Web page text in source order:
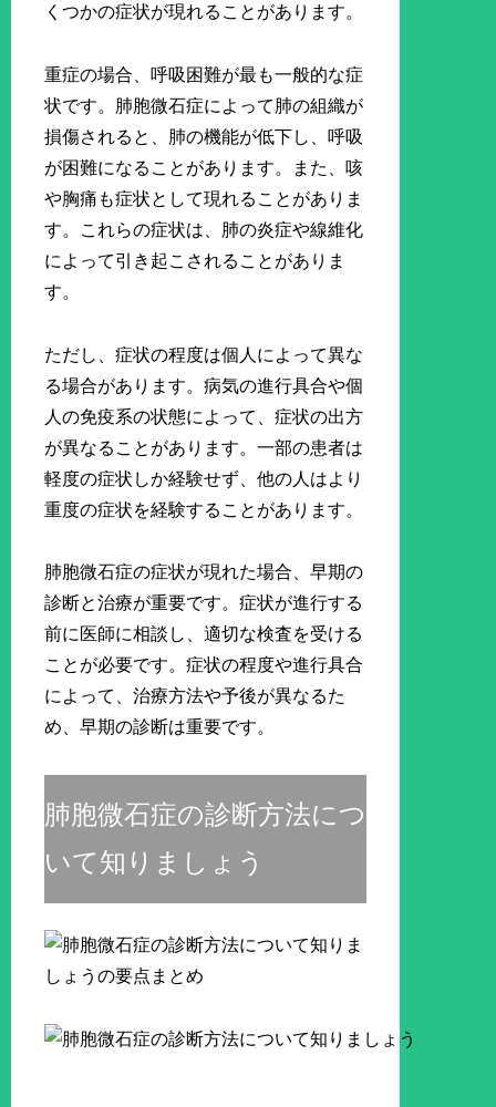
くつかの症状が現れることがあります。
重症の場合、呼吸困難が最も一般的な症
状です。肺胞微石症によって肺の組織が
損傷されると、肺の機能が低下し、呼吸
が困難になることがあります。また、咳
や胸痛も症状として現れることがありま
す。これらの症状は、肺の炎症や線維化
によって引き起こされることがありま
す。
ただし、症状の程度は個人によって異な
る場合があります。病気の進行具合や個
人の免疫系の状態によって、症状の出方
が異なることがあります。一部の患者は
軽度の症状しか経験せず、他の人はより
重度の症状を経験することがあります。
肺胞微石症の症状が現れた場合、早期の
診断と治療が重要です。症状が進行する
前に医師に相談し、適切な検査を受ける
ことが必要です。症状の程度や進行具合
によって、治療方法や予後が異なるた
め、早期の診断は重要です。
肺胞微石症の診断方法につ
いて知りましょう